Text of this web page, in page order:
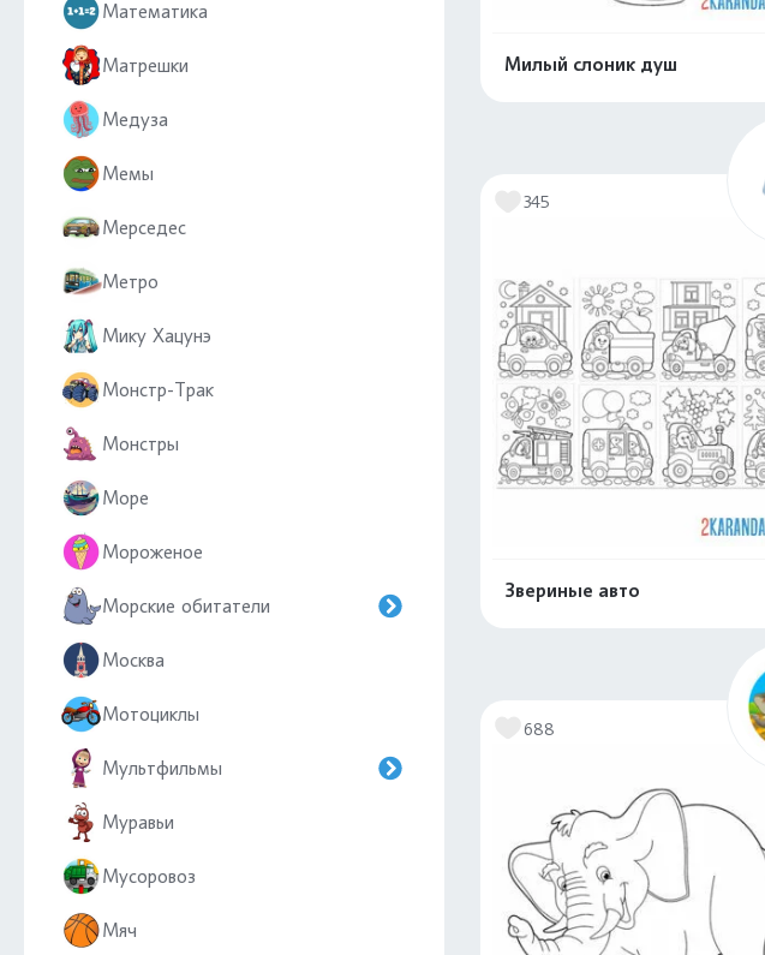
Математика
Матрешки
Медуза
Мемы
Мерседес
Метро
Мику Хацунэ
Монстр-Трак
Монстры
Море
Мороженое
Морские обитатели
Москва
Мотоциклы
Мультфильмы
Муравьи
Мусоровоз
Мяч
Милый слоник душ
345
Звериные авто
688